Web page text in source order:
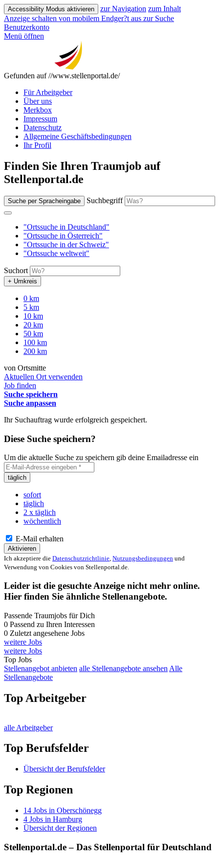
Accessibility Modus aktivieren zur Navigation zum Inhalt
Anzeige schalten von mobilem Endger?t aus zur Suche
Benutzerkonto
Menü öffnen
Gefunden auf //www.stellenportal.de/
Für Arbeitgeber
Über uns
Merkbox
Impressum
Datenschutz
Allgemeine Geschäftsbedingungen
Ihr Profil
Finden Sie Ihren Traumjob auf
Stellenportal.de
Suche per Spracheingabe Suchbegriff
"Ortssuche in Deutschland"
"Ortssuche in Österreich"
"Ortssuche in der Schweiz"
"Ortssuche weltweit"
Suchort
+ Umkreis
0 km
5 km
10 km
20 km
50 km
100 km
200 km
von Ortsmitte
Aktuellen Ort verwenden
Job finden
Suche speichern
Suche anpassen
Ihr Suchauftrag wurde erfolgreich gespeichert.
Diese Suche speichern?
Um die aktuelle Suche zu speichern gib deine Emailadresse ein
täglich
sofort
täglich
2 x täglich
wöchentlich
E-Mail erhalten
Aktivieren
Ich akzeptiere die Datenschutzrichtlinie, Nutzungsbedingungen und
Verwendung von Cookies von Stellenportal.de.
Leider ist die gesuchte Anzeige nicht mehr online.
Hier finden Sie ähnliche Stellenangebote.
Passende Traumjobs für Dich
0 Passend zu Ihren Interessen
0 Zuletzt angesehene Jobs
weitere Jobs
weitere Jobs
Top Jobs
Stellenangebot anbieten alle Stellenangebote ansehen Alle
Stellenangebote
Top Arbeitgeber
alle Arbeitgeber
Top Berufsfelder
Übersicht der Berufsfelder
Top Regionen
14 Jobs in Oberschönegg
4 Jobs in Hamburg
Übersicht der Regionen
Stellenportal.de – Das Stellenportal für Deutschland